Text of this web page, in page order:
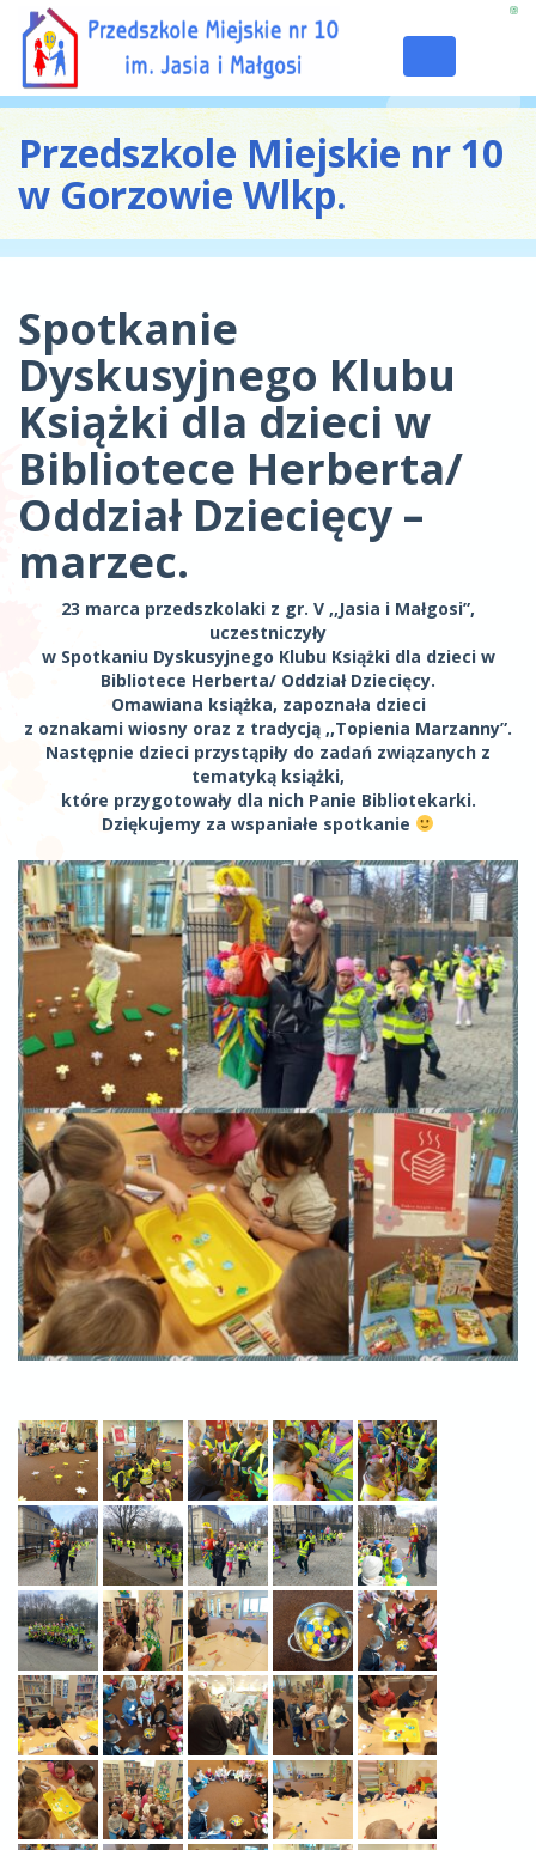
navigation
Przedszkole Miejskie nr 10
w Gorzowie Wlkp.
Spotkanie
Dyskusyjnego Klubu
Książki dla dzieci w
Bibliotece Herberta/
Oddział Dziecięcy –
marzec.
23 marca przedszkolaki z gr. V ,,Jasia i Małgosi”,
uczestniczyły
w Spotkaniu Dyskusyjnego Klubu Książki dla dzieci w
Bibliotece Herberta/ Oddział Dziecięcy.
Omawiana książka, zapoznała dzieci
z oznakami wiosny oraz z tradycją ,,Topienia Marzanny”.
Następnie dzieci przystąpiły do zadań związanych z
tematyką książki,
które przygotowały dla nich Panie Bibliotekarki.
Dziękujemy za wspaniałe spotkanie